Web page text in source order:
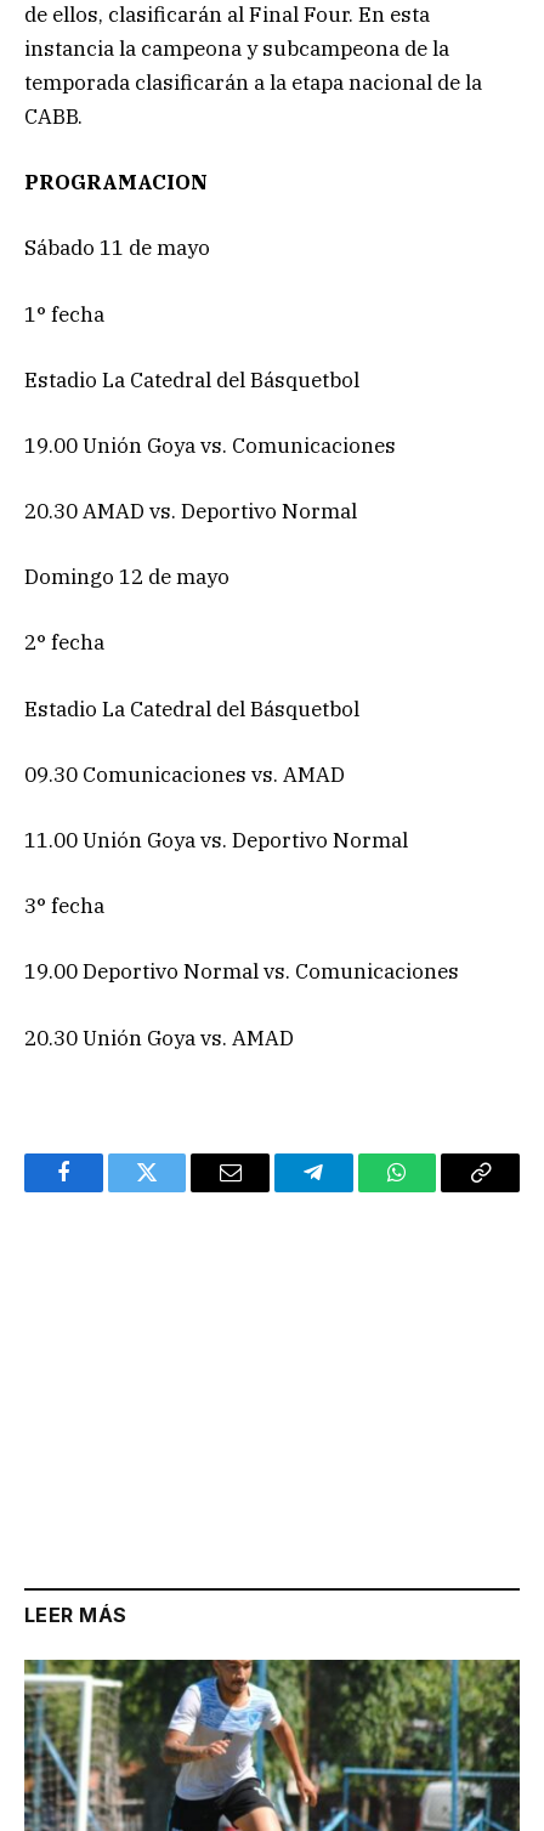
de ellos, clasificarán al Final Four. En esta
instancia la campeona y subcampeona de la
temporada clasificarán a la etapa nacional de la
CABB.
PROGRAMACION
Sábado 11 de mayo
1° fecha
Estadio La Catedral del Básquetbol
19.00 Unión Goya vs. Comunicaciones
20.30 AMAD vs. Deportivo Normal
Domingo 12 de mayo
2° fecha
Estadio La Catedral del Básquetbol
09.30 Comunicaciones vs. AMAD
11.00 Unión Goya vs. Deportivo Normal
3° fecha
19.00 Deportivo Normal vs. Comunicaciones
20.30 Unión Goya vs. AMAD
FacebookTwitter Email TelegramWhatsAppCopy
LEER MÁS